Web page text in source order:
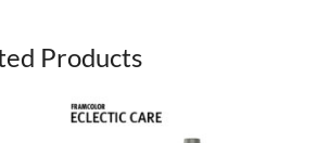
Products